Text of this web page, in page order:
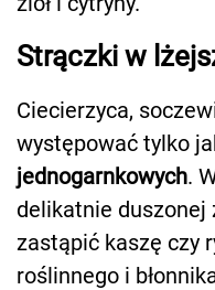
Strączki w
Ciecierzyca,
występować tylko
jednogarnkowych.
delikatnie duszonej
zastąpić kaszę czy
roślinnego i